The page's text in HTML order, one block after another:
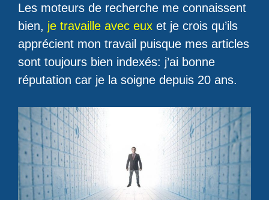
Les moteurs de recherche me connaissent
bien, je travaille avec eux et je crois qu’ils
apprécient mon travail puisque mes articles
sont toujours bien indexés: j’ai bonne
réputation car je la soigne depuis 20 ans.